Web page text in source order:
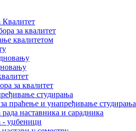
за квалитет
квалитетом
за квалитет
студирања
праћење и унапређивање студирања
наставника и сарадника
- уџбеници